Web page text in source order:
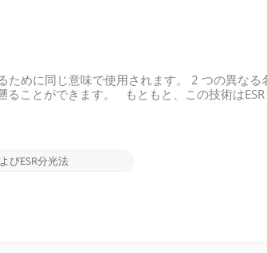
ために同じ意味で使用されます。 2 つの異なる
ことができます。 もともと、この技術はESR
ネルギーを吸収することを観察しました。この
びESR分光法